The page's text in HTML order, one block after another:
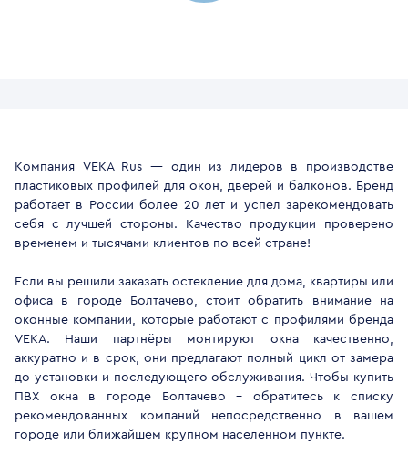
Компания VEKA Rus — один из лидеров в производстве
пластиковых профилей для окон, дверей и балконов. Бренд
работает в России более 20 лет и успел зарекомендовать
себя с лучшей стороны. Качество продукции проверено
временем и тысячами клиентов по всей стране!
Если вы решили заказать остекление для дома, квартиры или
офиса в городе Болтачево, стоит обратить внимание на
оконные компании, которые работают с профилями бренда
VEKA. Наши партнёры монтируют окна качественно,
аккуратно и в срок, они предлагают полный цикл от замера
до установки и последующего обслуживания. Чтобы купить
ПВХ окна в городе Болтачево - обратитесь к списку
рекомендованных компаний непосредственно в вашем
городе или ближайшем крупном населенном пункте.